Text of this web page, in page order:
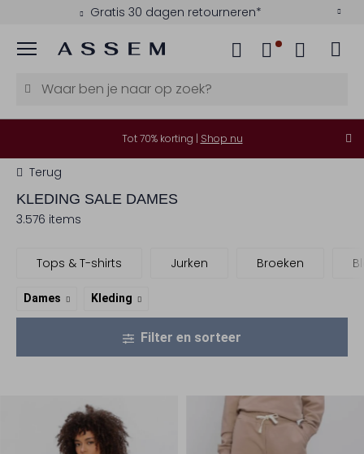
Betaal achteraf met Klarna
Menu
Tot 70% korting | Shop nu
Terug
KLEDING SALE DAMES
3.576 items
Tops & T-shirts Jurken Broeken
Dames Kleding
Filter en sorteer